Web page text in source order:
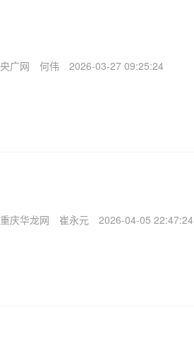
央广网 何伟 2026-03-27 09:25:24
重庆华龙网 崔永元 2026-04-05 22:47:24